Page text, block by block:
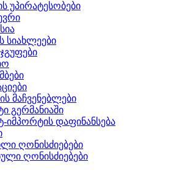
უპირატესობები
სიახლეები
მაჩვენებლები
გერმანიაში
იმპორტის დაფინანსება
ღონისძიებები
ღონისძიებები